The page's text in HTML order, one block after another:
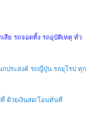
สีย รถจอดทิ้ง รถอุบัติเหตุ ทั่ว
กประสงค์ รถญี่ปุ่น รถยุโรป ทุก
ด้วยเงินสด/โอนทันที